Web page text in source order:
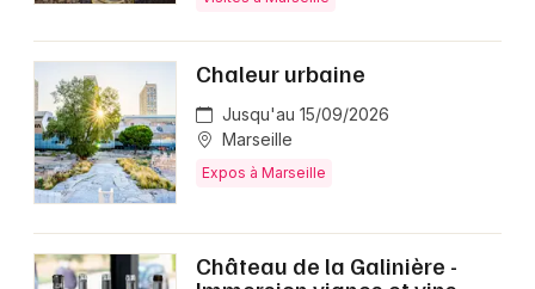
Chaleur urbaine
Jusqu'au 15/09/2026
Marseille
Expos à Marseille
Château de la Galinière -